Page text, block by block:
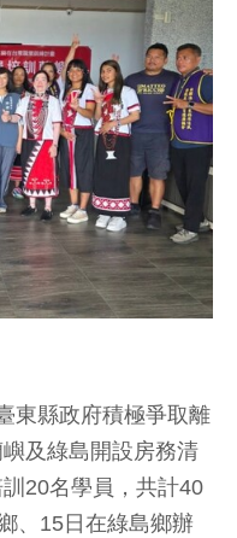
東縣政府積極爭取離
及綠島開設房務清
20名學員，共計40
、15日在綠島鄉辦